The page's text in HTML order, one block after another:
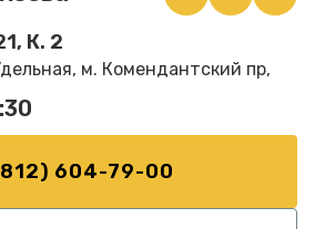
К. 2
м. Комендантский пр,
604-79-00